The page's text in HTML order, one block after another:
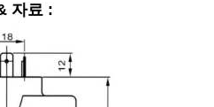
자료 :